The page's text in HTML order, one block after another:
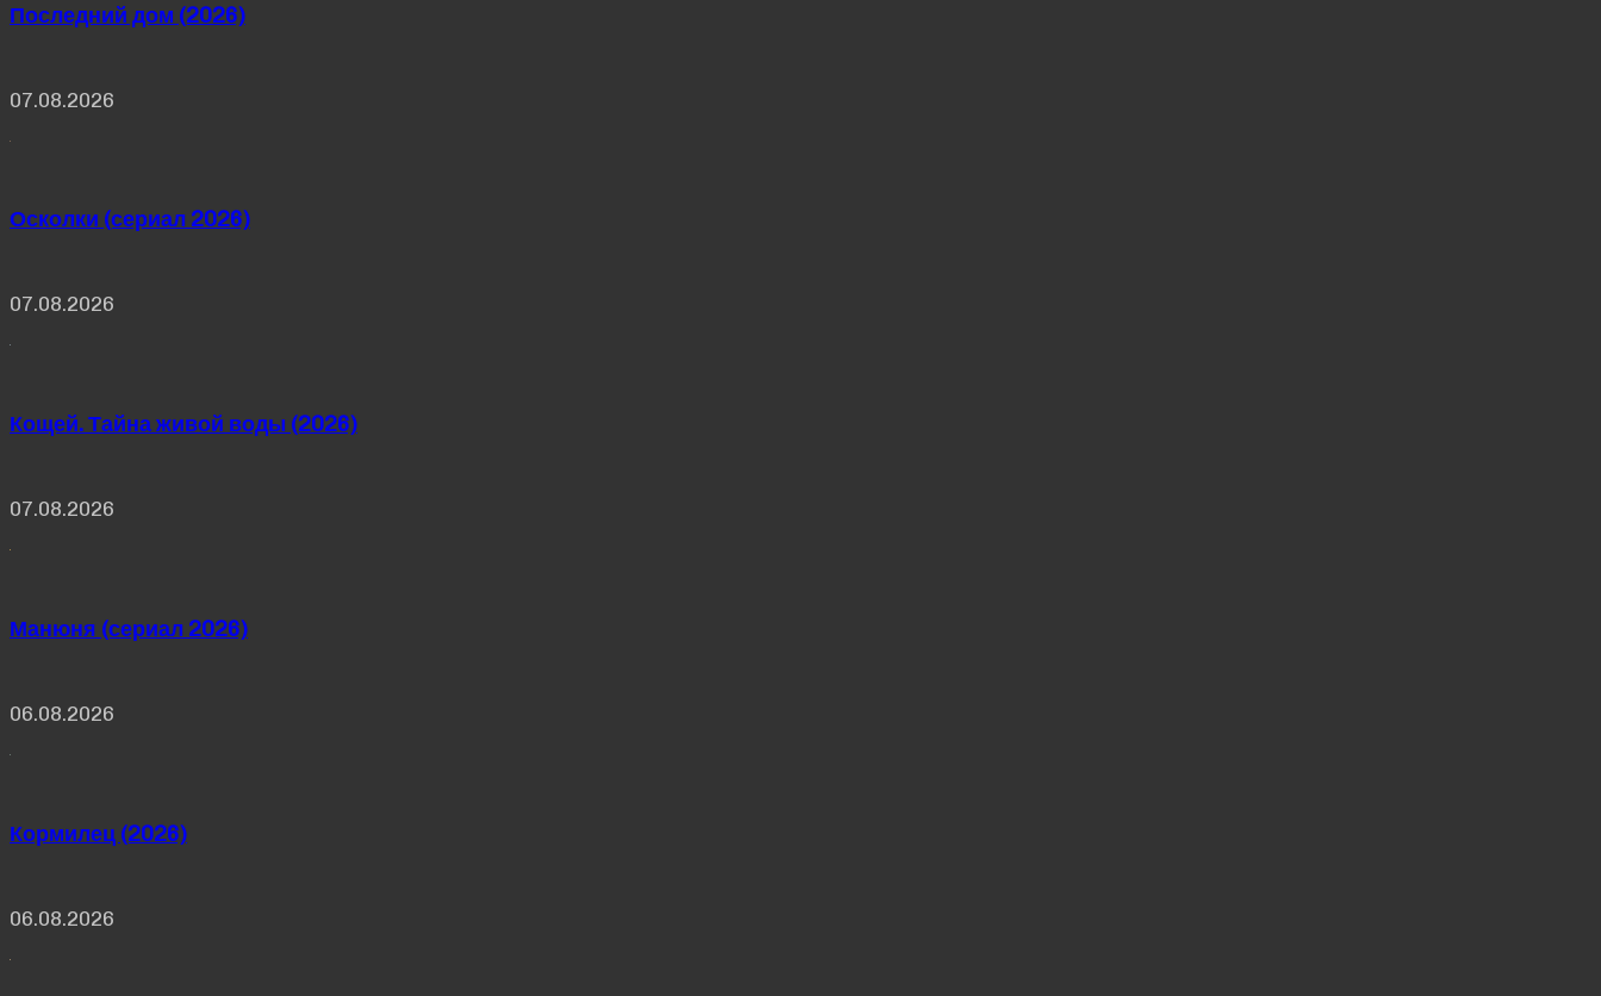
Последний дом (2026)
07.08.2026
Осколки (сериал 2026)
07.08.2026
Кощей. Тайна живой воды (2026)
07.08.2026
Манюня (сериал 2026)
06.08.2026
Кормилец (2026)
06.08.2026